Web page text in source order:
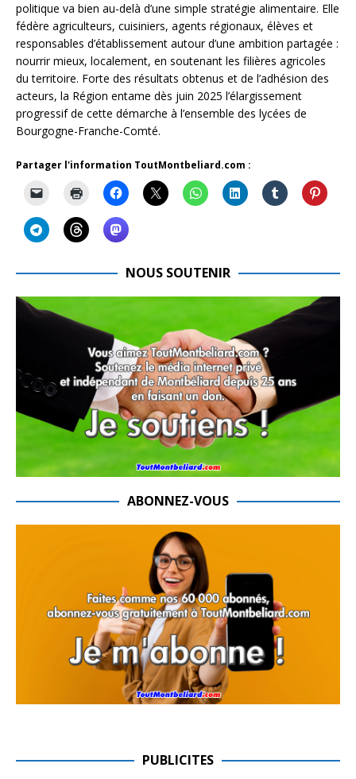
politique va bien au-delà d’une simple stratégie alimentaire. Elle
fédère agriculteurs, cuisiniers, agents régionaux, élèves et
responsables d’établissement autour d’une ambition partagée :
nourrir mieux, localement, en soutenant les filières agricoles
du territoire. Forte des résultats obtenus et de l’adhésion des
acteurs, la Région entame dès juin 2025 l’élargissement
progressif de cette démarche à l’ensemble des lycées de
Bourgogne-Franche-Comté.
Partager l'information ToutMontbeliard.com :
NOUS SOUTENIR
ABONNEZ-VOUS
PUBLICITES